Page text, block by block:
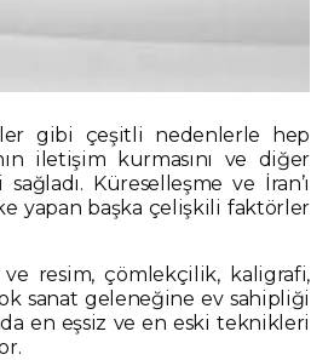
gibi çeşitli nedenlerle hep
iletişim kurmasını ve diğer
Küreselleşme ve İran’ı
yapan başka çelişkili faktörler
resim, çömlekçilik, kaligrafi,
sanat geleneğine ev sahipliği
en eşsiz ve en eski teknikleri